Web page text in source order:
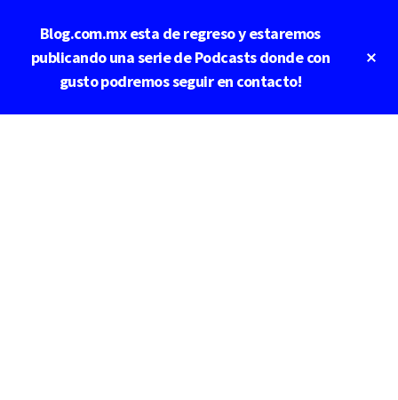
contenido
Blog.com.mx esta de regreso y estaremos
publicando una serie de Podcasts donde con
gusto podremos seguir en contacto!